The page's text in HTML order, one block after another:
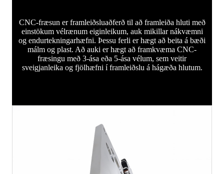
CNC-fræsun er framleiðsluaðferð til að framleiða hluti með
einstökum vélrænum eiginleikum, auk mikillar nákvæmni
og endurtekningarhæfni. Þessu ferli er hægt að beita á bæði
málm og plast. Að auki er hægt að framkvæma CNC-
fræsingu með 3-ása eða 5-ása vélum, sem veitir
sveigjanleika og fjölhæfni í framleiðslu á hágæða hlutum.